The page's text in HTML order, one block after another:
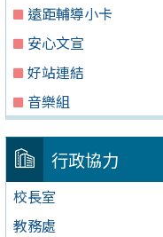
遠距輔導小卡
安心文宣
好站連結
音樂組
行政協力
校長室
教務處